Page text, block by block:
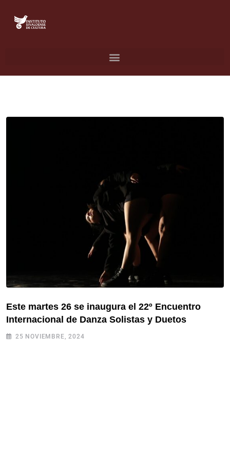
Este martes 26 se inaugura el 22º Encuentro
Internacional de Danza Solistas y Duetos
25 NOVIEMBRE, 2024